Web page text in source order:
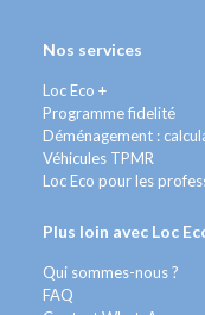
Nos services
Loc Eco +
Programme fidelité
Déménagement :
Véhicules TPMR
Loc Eco pour les
Plus loin avec Loc
Qui sommes-nous ?
FAQ